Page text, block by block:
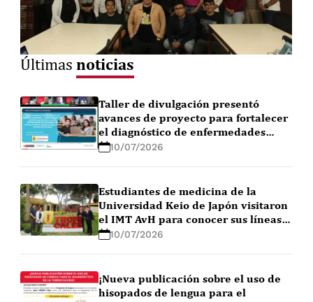
Últimasnoticias
Taller de divulgación presentó
avances de proyecto para fortalecer
el diagnóstico de enfermedades
febriles en la Amazonía peruana
10/07/2026
Estudiantes de medicina de la
Universidad Keio de Japón visitaron
el IMT AvH para conocer sus líneas
de investigación
10/07/2026
¡Nueva publicación sobre el uso de
hisopados de lengua para el